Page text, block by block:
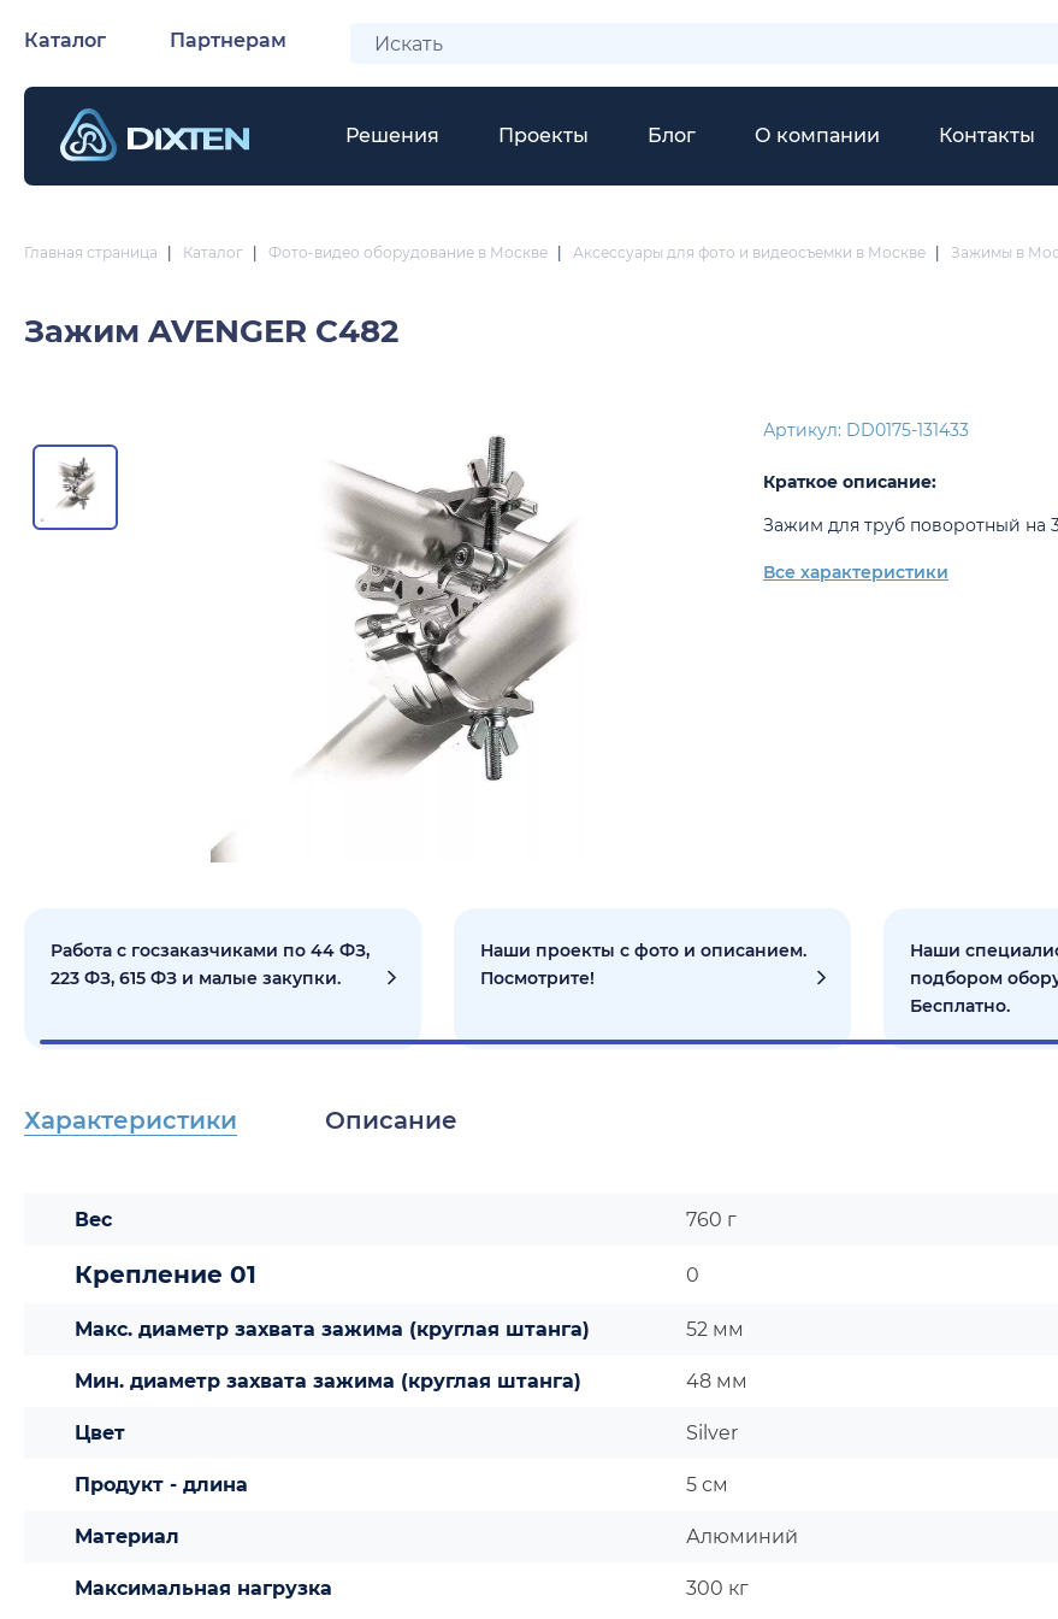
Каталог Партнерам
Решения Проекты Блог О компании Контакты
Главная страница Каталог Фото-видео оборудование в Москве Аксессуары для фото и видеосъемки в Москве Зажимы в
Зажим AVENGER C482
Артикул: DD0175-131433
Краткое описание:
Зажим для труб поворотный на
Все характеристики
Работа с госзаказчиками по 44 ФЗ,
223 ФЗ, 615 ФЗ и малые закупки.
Наши проекты с фото и описанием.
Посмотрите!
Наши
подбором
Бесплатно.
Характеристики Описание
Вес 760 г
Крепление 01 0
Макс. диаметр захвата зажима (круглая штанга) 52 мм
Мин. диаметр захвата зажима (круглая штанга) 48 мм
Цвет Silver
Продукт - длина 5 см
Материал Алюминий
Максимальная нагрузка 300 кг